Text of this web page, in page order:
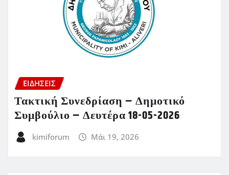
ΕΙΔΗΣΕΙΣ
Τακτική Συνεδρίαση – Δημοτικό
Συμβούλιο – Δευτέρα 18-05-2026
kimiforum Μάι 19, 2026